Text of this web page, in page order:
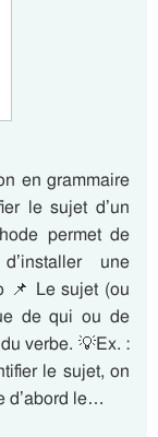
en grammaire
le sujet d’un
permet de
une
📌 Le sujet (ou
de qui ou de
verbe. 💡Ex. :
le sujet, on
d’abord le…